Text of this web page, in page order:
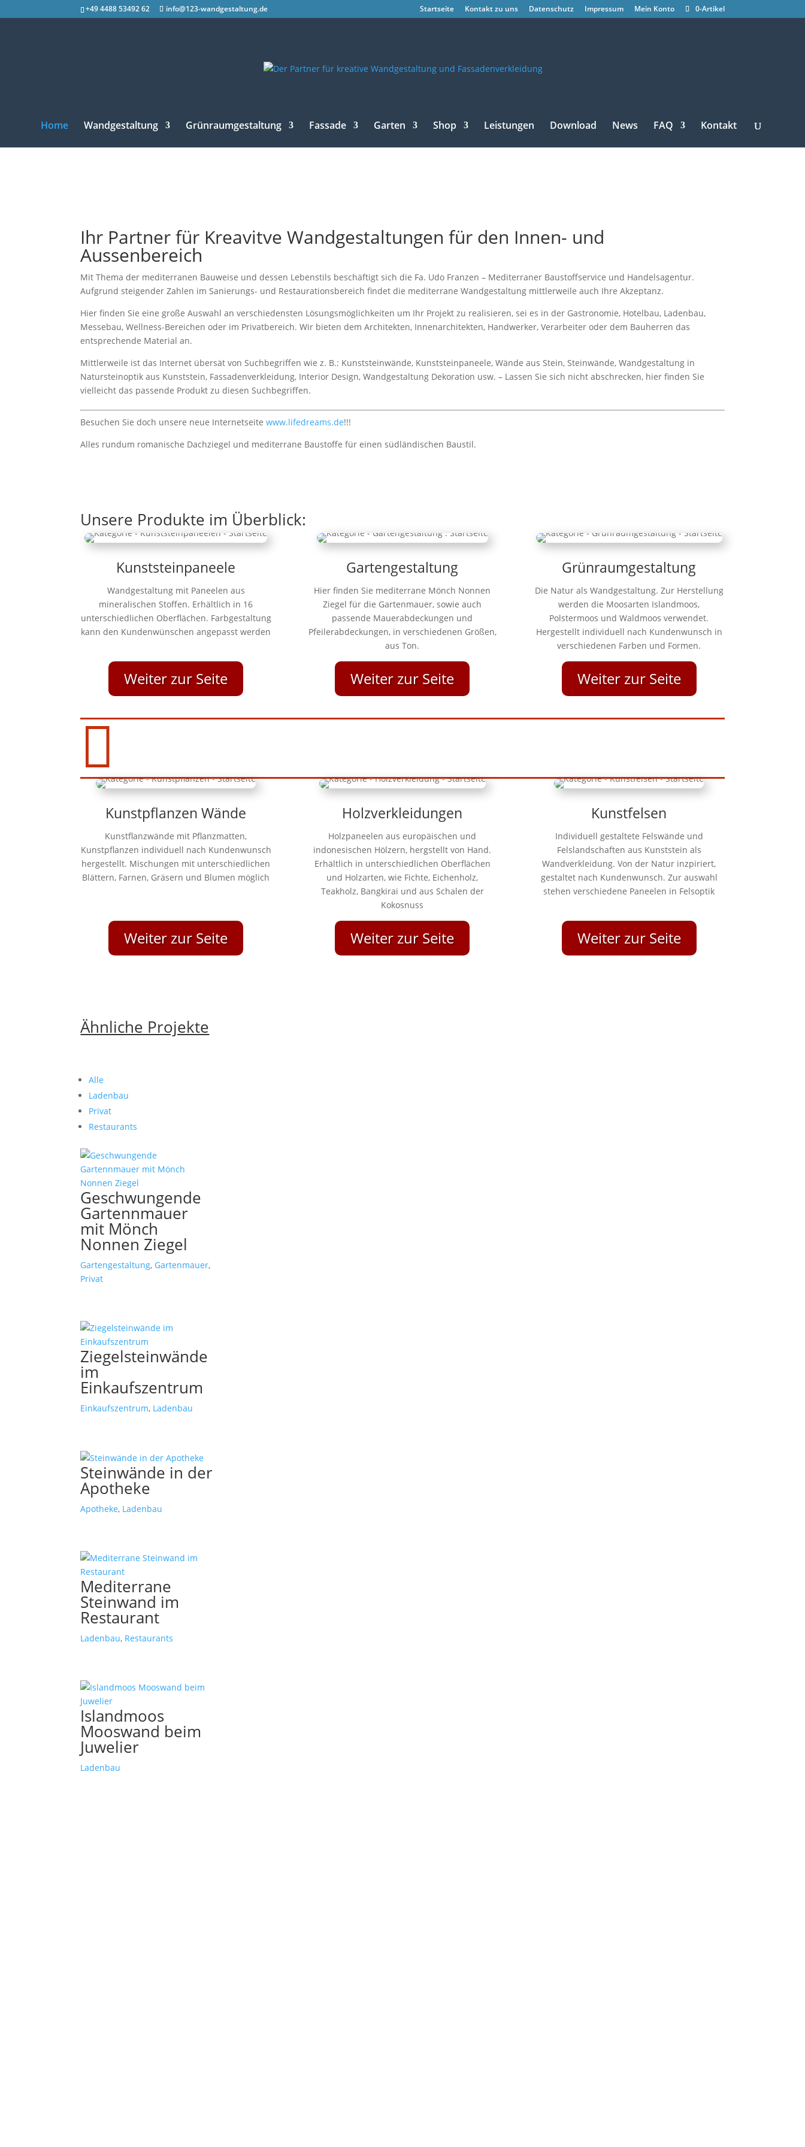
+49 4488 53492 62 info@123-wandgestaltung.de Startseite Kontakt zu uns Datenschutz Impressum Mein Konto 0-Artikel
Home Wandgestaltung Grünraumgestaltung Fassade Garten Shop Leistungen Download News FAQ Kontakt
Ihr Partner für Kreavitve Wandgestaltungen für den Innen- und
Aussenbereich
Mit Thema der mediterranen Bauweise und dessen Lebenstils beschäftigt sich die Fa. Udo Franzen – Mediterraner Baustoffservice und Handelsagentur.
Aufgrund steigender Zahlen im Sanierungs- und Restaurationsbereich findet die mediterrane Wandgestaltung mittlerweile auch Ihre Akzeptanz.
Hier finden Sie eine große Auswahl an verschiedensten Lösungsmöglichkeiten um Ihr Projekt zu realisieren, sei es in der Gastronomie, Hotelbau, Ladenbau,
Messebau, Wellness-Bereichen oder im Privatbereich. Wir bieten dem Architekten, Innenarchitekten, Handwerker, Verarbeiter oder dem Bauherren das
entsprechende Material an.
Mittlerweile ist das Internet übersät von Suchbegriffen wie z. B.: Kunststeinwände, Kunststeinpaneele, Wände aus Stein, Steinwände, Wandgestaltung in
Natursteinoptik aus Kunststein, Fassadenverkleidung, Interior Design, Wandgestaltung Dekoration usw. – Lassen Sie sich nicht abschrecken, hier finden Sie
vielleicht das passende Produkt zu diesen Suchbegriffen.
Besuchen Sie doch unsere neue Internetseitewww.lifedreams.de!!!
Alles rundum romanische Dachziegel und mediterrane Baustoffe für einen südländischen Baustil.
Unsere Produkte im Überblick:
Kunststeinpaneele
Wandgestaltung mit Paneelen aus
mineralischen Stoffen. Erhältlich in 16
unterschiedlichen Oberflächen. Farbgestaltung
kann den Kundenwünschen angepasst werden
Gartengestaltung
Hier finden Sie mediterrane Mönch Nonnen
Ziegel für die Gartenmauer, sowie auch
passende Mauerabdeckungen und
Pfeilerabdeckungen, in verschiedenen Größen,
aus Ton.
Grünraumgestaltung
Die Natur als Wandgestaltung. Zur Herstellung
werden die Moosarten Islandmoos,
Polstermoos und Waldmoos verwendet.
Hergestellt individuell nach Kundenwunsch in
verschiedenen Farben und Formen.
Weiter zur Seite Weiter zur Seite Weiter zur Seite

Kunstpflanzen Wände
Kunstflanzwände mit Pflanzmatten,
Kunstpflanzen individuell nach Kundenwunsch
hergestellt. Mischungen mit unterschiedlichen
Blättern, Farnen, Gräsern und Blumen möglich
Holzverkleidungen
Holzpaneelen aus europäischen und
indonesischen Hölzern, hergstellt von Hand.
Erhältlich in unterschiedlichen Oberflächen
und Holzarten, wie Fichte, Eichenholz,
Teakholz, Bangkirai und aus Schalen der
Kokosnuss
Kunstfelsen
Individuell gestaltete Felswände und
Felslandschaften aus Kunststein als
Wandverkleidung. Von der Natur inzpiriert,
gestaltet nach Kundenwunsch. Zur auswahl
stehen verschiedene Paneelen in Felsoptik
Weiter zur Seite Weiter zur Seite Weiter zur Seite
Ähnliche Projekte
Alle
Ladenbau
Privat
Restaurants
Geschwungende
Gartennmauer
mit Mönch
Nonnen Ziegel
Gartengestaltung, Gartenmauer,
Privat
Ziegelsteinwände
im
Einkaufszentrum
Einkaufszentrum, Ladenbau
Steinwände in der
Apotheke
Apotheke, Ladenbau
Mediterrane
Steinwand im
Restaurant
Ladenbau, Restaurants
Islandmoos
Mooswand beim
Juwelier
Ladenbau